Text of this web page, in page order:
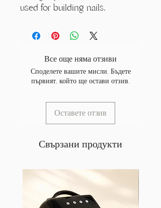
used for building nails.
Все още няма отзиви
Споделете вашите мисли. Бъдете
първият, който ще остави отзив.
Оставете отзив
Свързани продукти